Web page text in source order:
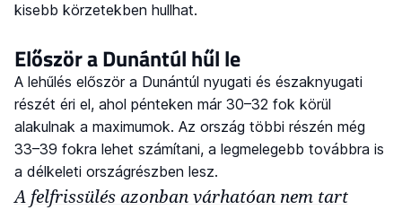
kisebb körzetekben hullhat.
Először a Dunántúl hűl le
A lehűlés először a Dunántúl nyugati és északnyugati
részét éri el, ahol pénteken már 30–32 fok körül
alakulnak a maximumok. Az ország többi részén még
33–39 fokra lehet számítani, a legmelegebb továbbra is
a délkeleti országrészben lesz.
A felfrissülés azonban várhatóan nem tart